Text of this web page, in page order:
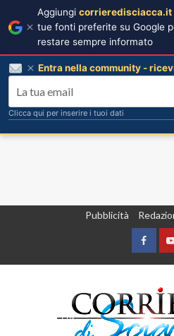
Pubblicità
Aggiungi corrieredisciacca.it
tue fonti preferite su Google
restare sempre informato
Entra nella community -
Clicca qui per inserire i tuoi dati